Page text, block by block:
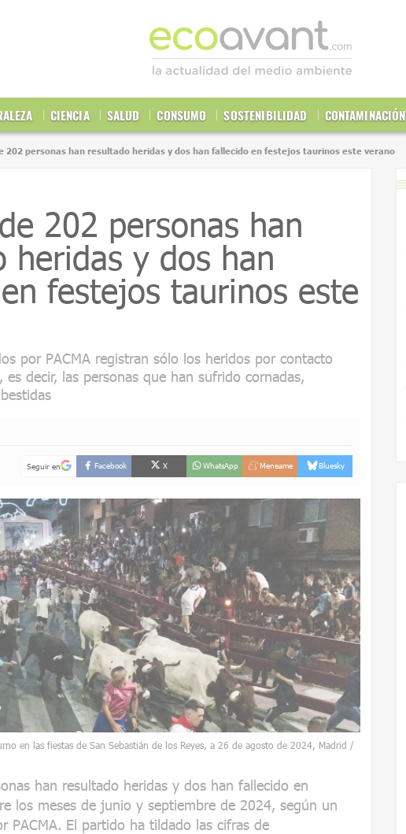
CIENCIA SALUD CONSUMO SOSTENIBILIDAD CONTAMINACIÓN
202 personas han resultado heridas y dos han fallecido en festejos taurinos este verano
202 personas han
heridas y dos han
festejos taurinos este
por PACMA registran sólo los heridos por contacto
decir, las personas que han sufrido cornadas,
Seguir en Facebook X WhatsApp Meneame Bluesky
en las fiestas de San Sebastián de los Reyes, a 26 de agosto de 2024, Madrid /
han resultado heridas y dos han fallecido en
los meses de junio y septiembre de 2024, según un
PACMA. El partido ha tildado las cifras de